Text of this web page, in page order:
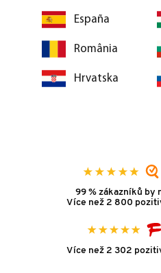
España
România
Hrvatska
99 % zákazníků by
Více než 2 800
Více než 2 302